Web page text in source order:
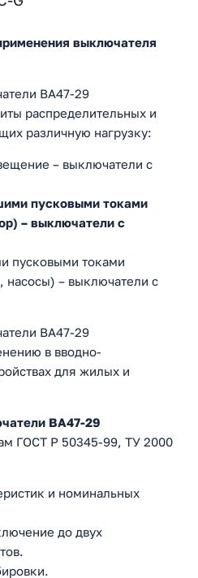
выключателя
ВА47-29
распределительных и
различную нагрузку:
– выключатели с
пусковыми токами
– выключатели с
пусковыми токами
– выключатели с
ВА47-29
в вводно-
для жилых и
ВА47-29
ГОСТ Р 50345-99, ТУ 2000
и номинальных
до двух